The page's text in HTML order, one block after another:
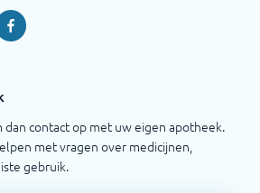
Facebook
dan contact op met uw eigen apotheek.
met vragen over medicijnen,
gebruik.